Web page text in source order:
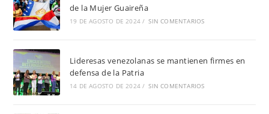
de la Mujer Guaireña
19 DE AGOSTO DE 2024 / SIN COMENTARIOS
Lideresas venezolanas se mantienen firmes en
defensa de la Patria
14 DE AGOSTO DE 2024 / SIN COMENTARIOS